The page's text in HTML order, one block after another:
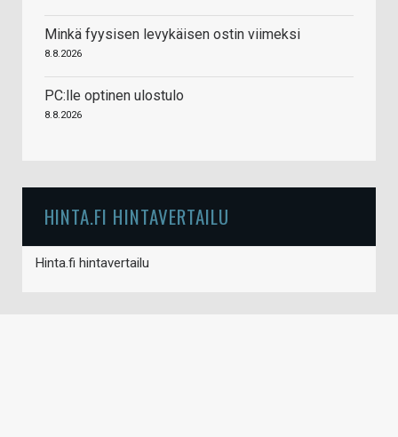
Minkä fyysisen levykäisen ostin viimeksi
8.8.2026
PC:lle optinen ulostulo
8.8.2026
HINTA.FI HINTAVERTAILU
Hinta.fi hintavertailu